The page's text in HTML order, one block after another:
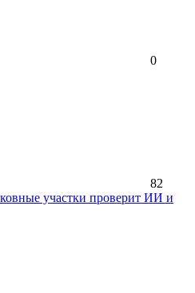
0
82
участки проверит ИИ и